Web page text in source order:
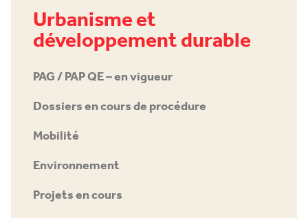
Urbanisme et
développement durable
PAG / PAP QE – en vigueur
Dossiers en cours de procédure
Mobilité
Environnement
Projets en cours